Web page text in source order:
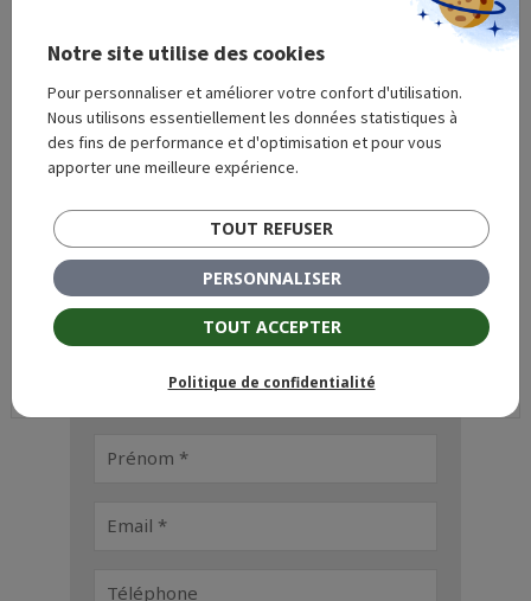
Demande de devis
Remplissez le formulaire ci-dessous pour que
nous puissions prendre contact avec vous.
Notre site utilise des cookies
Pour personnaliser et améliorer votre confort d'utilisation.
Nous utilisons essentiellement les données statistiques à
des fins de performance et d'optimisation et pour vous
apporter une meilleure expérience.
TOUT ACCEPTER
TOUT REFUSER
PERSONNALISER
Politique de confidentialité